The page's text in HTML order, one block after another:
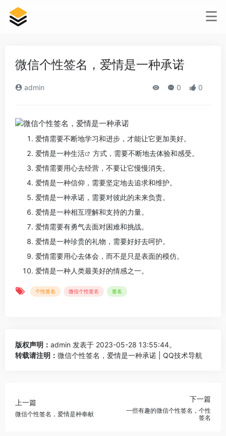
微信个性签名，爱情是一种承诺
admin 0 0
爱情需要不断地学习和进步，才能让它更加美好。
爱情是一种生活
方式，需要不断地去体验和感受。
爱情需要用心去经营，不要让它慢慢消失。
爱情是一种信仰，需要坚定地去追求和维护。
爱情是一种承诺，需要对彼此的未来负责。
爱情是一种相互理解和支持的力量。
爱情需要有勇气去面对困难和挑战。
爱情是一种珍贵的礼物，需要好好去呵护。
爱情需要用心去体会，而不是只是表面的模仿。
爱情是一种人类最美好的情感之一。
个性签名 微信个性签名 签名
版权声明： admin 发表于 2023-05-28 13:55:44。
转载请注明： 微信个性签名，爱情是一种承诺 | QQ技术导航
上一篇
微信个性签名，爱情是种奉献
下一篇
一些有趣的微信个性签名，个性
签名